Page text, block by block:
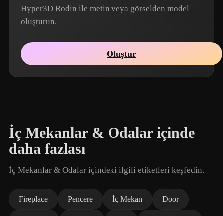
Hyper3D Rodin ile metin veya görselden model
oluşturun.
Oluştur
İç Mekanlar & Odalar içinde
daha fazlası
İç Mekanlar & Odalar içindeki ilgili etiketleri keşfedin.
Fireplace Pencere İç Mekan Door